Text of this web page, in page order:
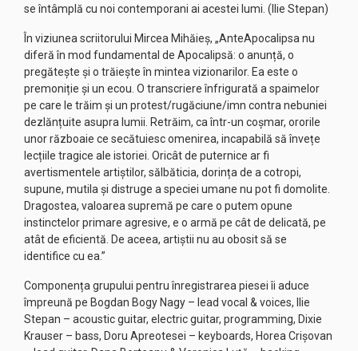
se întâmplă cu noi contemporani ai acestei lumi. (Ilie Stepan)
În viziunea scriitorului Mircea Mihăieș, „AnteApocalipsa nu
diferă în mod fundamental de Apocalipsă: o anunță, o
pregătește și o trăiește în mintea vizionarilor. Ea este o
premoniție și un ecou. O transcriere înfrigurată a spaimelor
pe care le trăim și un protest/rugăciune/imn contra nebuniei
dezlănțuite asupra lumii. Retrăim, ca într-un coșmar, ororile
unor războaie ce secătuiesc omenirea, incapabilă să învețe
lecțiile tragice ale istoriei. Oricât de puternice ar fi
avertismentele artiștilor, sălbăticia, dorința de a cotropi,
supune, mutila și distruge a speciei umane nu pot fi domolite.
Dragostea, valoarea supremă pe care o putem opune
instinctelor primare agresive, e o armă pe cât de delicată, pe
atât de eficientă. De aceea, artiștii nu au obosit să se
identifice cu ea.”
Componența grupului pentru înregistrarea piesei îi aduce
împreună pe Bogdan Bogy Nagy – lead vocal & voices, Ilie
Stepan – acoustic guitar, electric guitar, programming, Dixie
Krauser – bass, Doru Apreotesei – keyboards, Horea Crișovan